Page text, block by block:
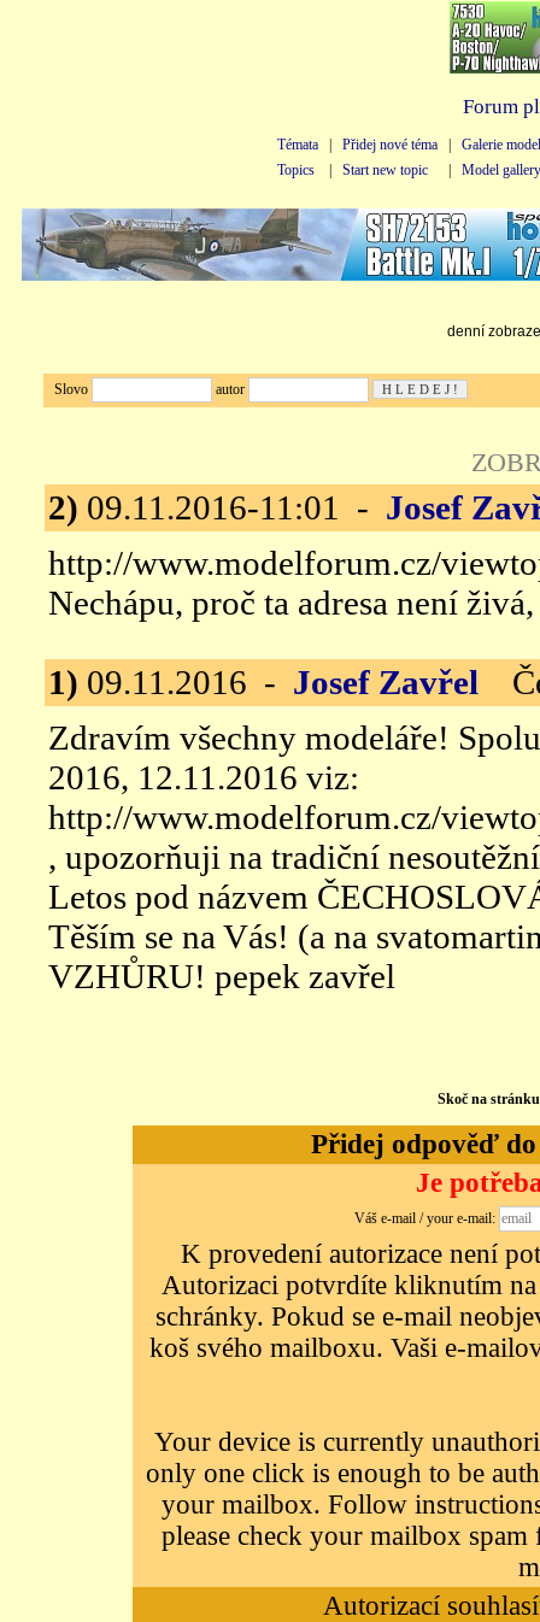
Forum
Témata Přidej nové téma
Galerie
Topics
Start new topic Model gallery
denní
Slovo autor
2) 09.11.2016-11:01 - Josef
http://www.modelforum.cz/
Nechápu, proč ta adresa není
1) 09.11.2016 - Josef Zavřel
Zdravím všechny modeláře!
2016, 12.11.2016 viz:
http://www.modelforum.cz/
, upozorňuji na tradiční
Letos pod názvem
Těším se na Vás! (a na
VZHŮRU! pepek zavřel
Skoč na
Přidej odpověď
Je
Váš e-mail / your e-mail:
K provedení autorizace není
Autorizaci potvrdíte kliknutím na
schránky. Pokud se e-mail
koš svého mailboxu. Vaši e-
Your device is currently
only one click is enough to be
your mailbox. Follow
please check your mailbox
Autorizací